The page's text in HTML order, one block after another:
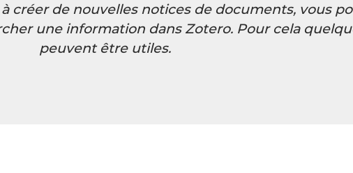
créer de nouvelles notices de documents, vous
une information dans Zotero. Pour cela
peuvent être utiles.